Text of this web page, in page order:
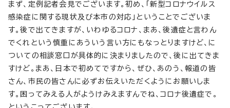
まず、定例記者会見でございます。初め、「新型コロナウイルス
感染症に関する現状及び本市の対応」ということでございま
す。後で出てきますが、いわゆるコロナ、まあ、後遺症と言わん
でくれという慎重にあういう言い方にもなっとりますけど、に
ついての相談窓口が具体的に決まりましたので、後に出てきま
すけど。まあ、日本で初めてですから、ぜひ、あのう、報道の皆
さん、市民の皆さんに必ずお伝えいただくようにお願いしま
す。困ってみえる人がようけみえますんでね、コロナ後遺症で。